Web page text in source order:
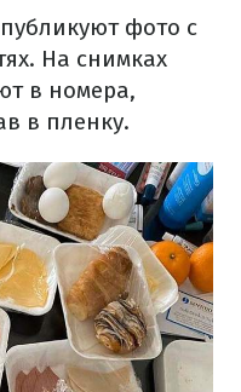
фото с
На снимках
в номера,
в пленку.